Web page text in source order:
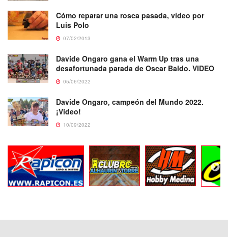
Cómo reparar una rosca pasada, vídeo por
Luis Polo
07/02/2013
Davide Ongaro gana el Warm Up tras una
desafortunada parada de Oscar Baldo. VIDEO
05/06/2022
Davide Ongaro, campeón del Mundo 2022.
¡Video!
10/09/2022